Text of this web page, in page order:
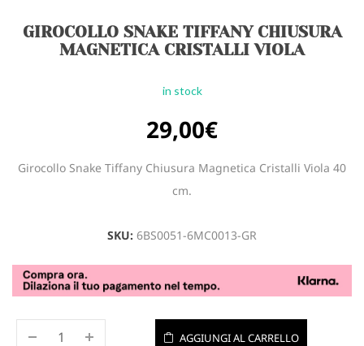
GIROCOLLO SNAKE TIFFANY CHIUSURA
MAGNETICA CRISTALLI VIOLA
in stock
29,00€
Girocollo Snake Tiffany Chiusura Magnetica Cristalli Viola 40
cm.
SKU: 6BS0051-6MC0013-GR
AGGIUNGI AL CARRELLO